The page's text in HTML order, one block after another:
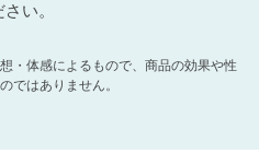
さい。
・体感によるもので、商品の効果や性
ではありません。